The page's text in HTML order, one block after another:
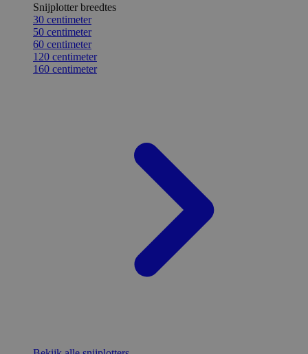
Snijplotter breedtes
30 centimeter
50 centimeter
60 centimeter
120 centimeter
160 centimeter